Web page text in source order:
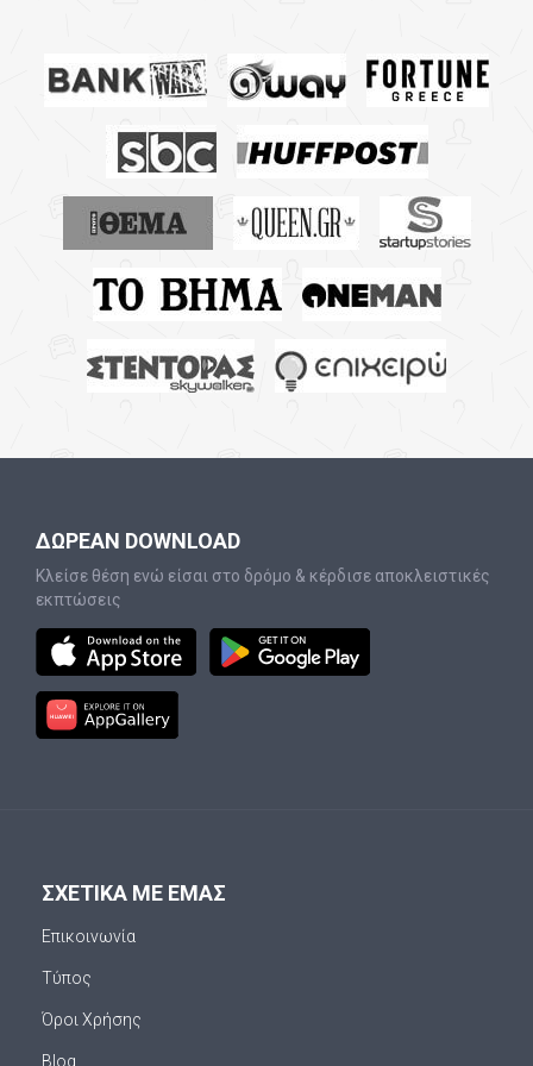
ΔΩΡΕΑΝ DOWNLOAD
Κλείσε θέση ενώ είσαι στο δρόμο & κέρδισε αποκλειστικές
εκπτώσεις
ΣΧΕΤΙΚΑ ΜΕ ΕΜΑΣ
Επικοινωνία
Τύπος
Όροι Χρήσης
Blog